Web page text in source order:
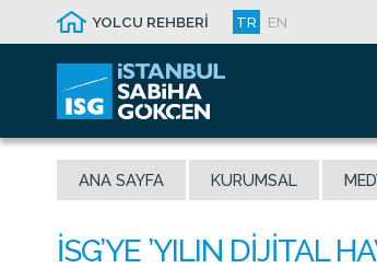
YOLCU REHBERİ TR EN
ANA SAYFA KURUMSAL